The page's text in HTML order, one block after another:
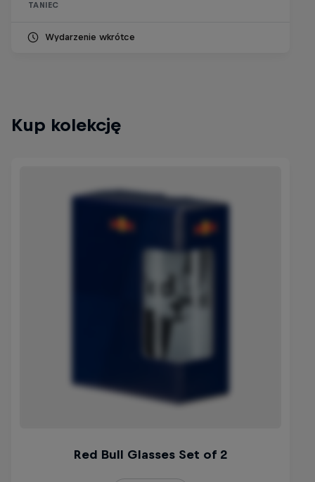
TANIEC
Wydarzenie wkrótce
Kup kolekcję